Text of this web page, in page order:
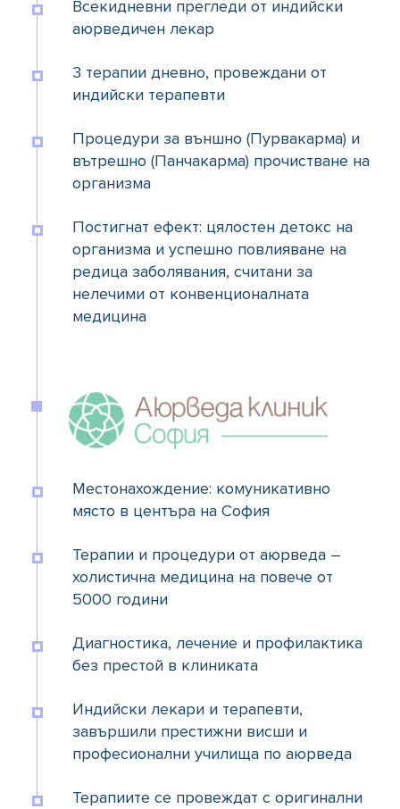
Всекидневни прегледи от индийски
аюрведичен лекар
3 терапии дневно, провеждани от
индийски терапевти
Процедури за външно (Пурвакарма) и
вътрешно (Панчакарма) прочистване на
организма
Постигнат ефект: цялостен детокс на
организма и успешно повлияване на
редица заболявания, считани за
нелечими от конвенционалната
медицина
Местонахождение: комуникативно
място в центъра на София
Терапии и процедури от аюрведа –
холистична медицина на повече от
5000 години
Диагностика, лечение и профилактика
без престой в клиниката
Индийски лекари и терапевти,
завършили престижни висши и
професионални училища по аюрведа
Терапиите се провеждат с оригинални